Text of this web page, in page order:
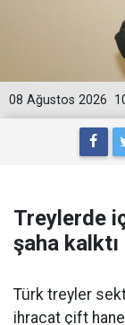
08 Ağustos 2026
Treylerde
şaha kalktı
Türk treyler
ihracat çift